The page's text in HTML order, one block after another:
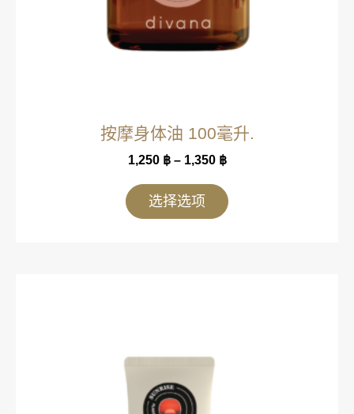
按摩身体油 100毫升.
1,250 ฿ – 1,350 ฿
选择选项